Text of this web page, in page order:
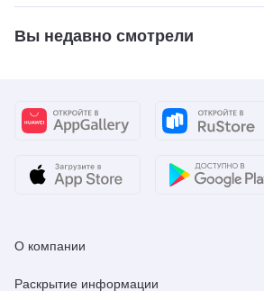
Вы недавно смотрели
О компании
Раскрытие информации